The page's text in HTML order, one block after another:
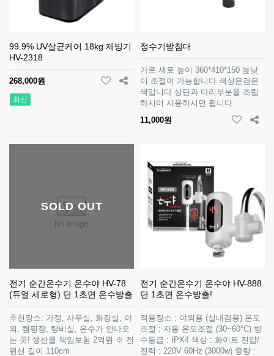
99.9% UV살균케어 18kg 제빙기
HV-2318
268,000원
최신
정수기받침대
가로 세로 높이 360*410*150 높낮
이 조절이 가능합니다 색상은검은
색입니다 상단과 다리부분을 조립
하시어 사용하시면 됩니다
11,000원
SOLD OUT
전기 순간온수기 온수야 HV-78
(듀얼 세로형) 단 1초면 온수방출
추천장소: 가정, 사무실, 화장실, 야
외, 캠핑장, 탕비실, 온수가 안나오
는 곳! 생산물 책임보험 2억원 ※ 전
원선 길이 110cm
전기 순간온수기 온수야 HV-888
단 1초면 온수방출!
적용장소 : 야외용 (실내겸용) 온도
조절 : 자동 온도조절 (30~60°C) 방
수등급 : IPX4 색상 : 화이트 전압/
전력 : 220V 60Hz (3000w) 중량 :